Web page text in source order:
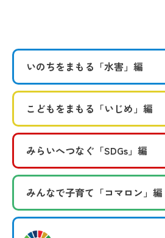
いのちをまもる 「水害」編
こどもをまもる 「いじめ」編
みらいへつなぐ 「SDGs」編
みんなで子育て 「コマロン」編